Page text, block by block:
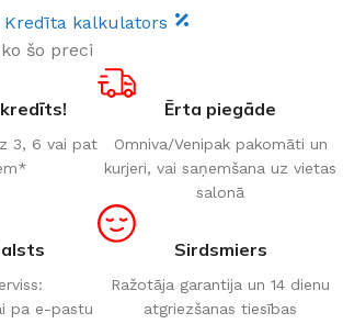
Kredīta kalkulators
šo preci
3, 6 vai pat
Ērta piegāde
Omniva/Venipak pakomāti un
kurjeri, vai saņemšana uz vietas
salonā
pa e-pastu
Sirdsmiers
Ražotāja garantija un 14 dienu
atgriezšanas tiesības